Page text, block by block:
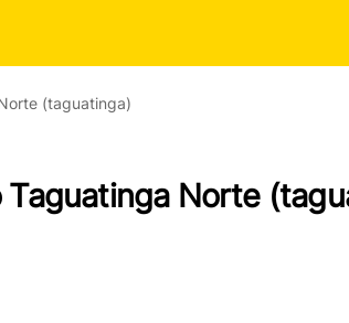
(taguatinga)
Norte